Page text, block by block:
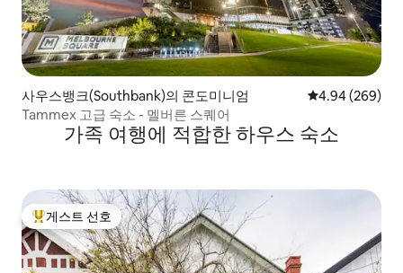
사우스뱅크(Southbank)의 콘도미니엄 평점 4.94점(5
4.94 (269)
Tammex 고급 숙소 - 멜버른 스퀘어
가족 여행에 적합한 하우스 숙소
상위 게스트 선호
게스트 선호